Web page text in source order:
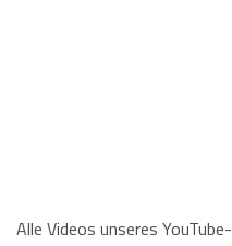
Alle Videos unseres